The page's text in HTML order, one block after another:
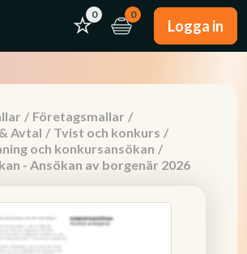
0 0
Logga in
/ Företagsmallar /
Avtal / Tvist och konkurs /
och konkursansökan /
- Ansökan av borgenär 2026